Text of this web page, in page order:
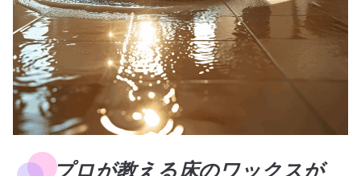
プロが教える床のワックスが